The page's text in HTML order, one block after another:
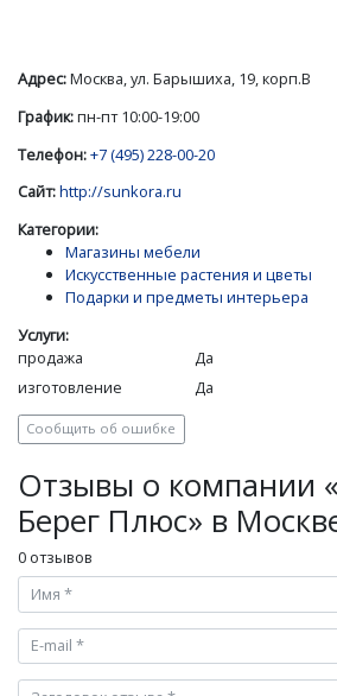
Адрес:Москва, ул. Барышиха, 19, корп.В
График:пн-пт 10:00-19:00
Телефон:+7 (495) 228-00-20
Сайт:http://sunkora.ru
Категории:
Магазины мебели
Искусственные растения и цветы
Подарки и предметы интерьера
Услуги:
продажа
Да
изготовление
Да
Сообщить об ошибке
Отзывы о компании
Берег Плюс» в
0 отзывов